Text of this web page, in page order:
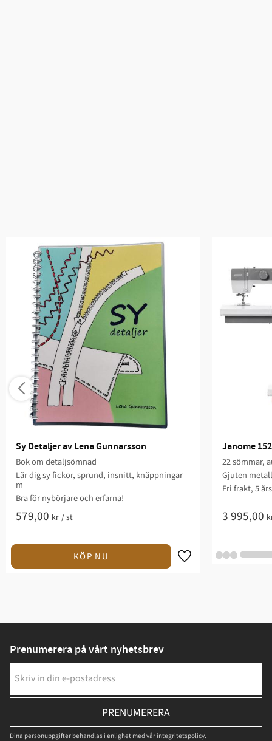
Sy Detaljer av Lena Gunnarsson
Bok om detaljsömnad
Lär dig sy fickor, sprund, insnitt, knäppningar
m
Bra för nybörjare och erfarna!
579,00 kr /st
Janome
22 sömmar,
Gjuten
Fri frakt, 5
3 995,00
Prenumerera på vårt nyhetsbrev
PRENUMERERA
Dina personuppgifter behandlas i enlighet med vår integritetspolicy.